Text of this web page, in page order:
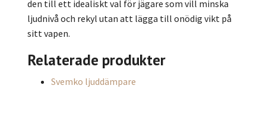
den till ett idealiskt val för jägare som vill minska
ljudnivå och rekyl utan att lägga till onödig vikt på
sitt vapen.
Relaterade produkter
Svemko ljuddämpare